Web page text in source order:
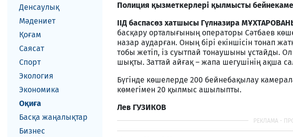
Денсаулық
Мәдениет
Қоғам
Саясат
Спорт
Экология
Экономика
Оқиға
Басқа жаңалықтар
Бизнес
Полиция қызметкерлері қылмысты
ІІД баспасөз хатшысы Гүлназира
басқару орталығының операторы Сәтбаев
назар аударған. Оның бірі екіншісін тонап
тобы жетіп, із суытпай тонаушыны ұстайды.
шықты. Заттай айғақ – жапа шегушінің ақша
Бүгінде көшелерде 200 бейнебақылау
көмегімен 20 қылмыс ашылыпты.
Лев ГУЗИКОВ